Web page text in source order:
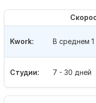
Студии: 7 - 30 дней
Kwork: В среднем 1